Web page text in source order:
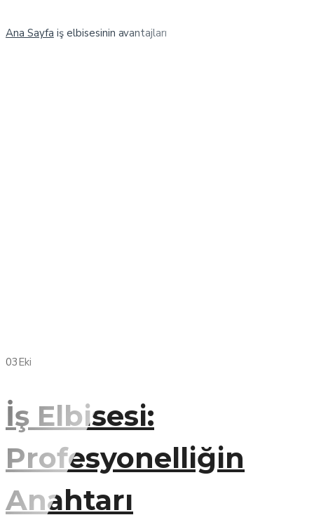
Ana Sayfa iş elbisesinin avantajları
03Eki
İş Elbisesi:
Profesyonelliğin
Anahtarı